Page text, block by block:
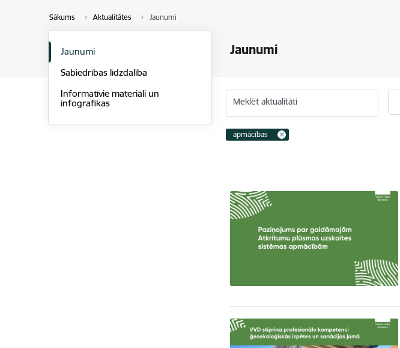
Sākums Aktualitātes Jaunumi
Jaunumi
Jaunumi
Sabiedrības līdzdalība
Informatīvie materiāli un
infografikas
Meklēt aktualitāti
apmācības